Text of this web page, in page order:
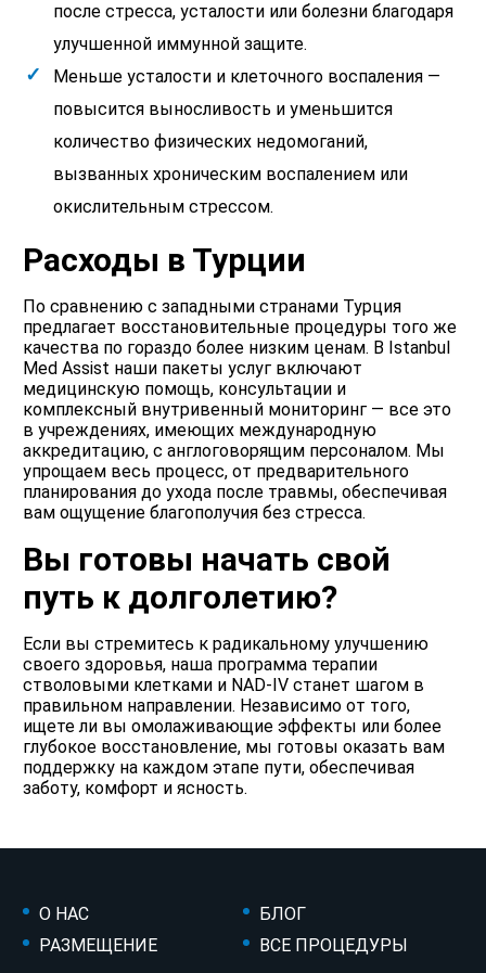
после стресса, усталости или болезни благодаря
улучшенной иммунной защите.
Меньше усталости и клеточного воспаления —
повысится выносливость и уменьшится
количество физических недомоганий,
вызванных хроническим воспалением или
окислительным стрессом.
Расходы в Турции
По сравнению с западными странами Турция
предлагает восстановительные процедуры того же
качества по гораздо более низким ценам. В Istanbul
Med Assist наши пакеты услуг включают
медицинскую помощь, консультации и
комплексный внутривенный мониторинг — все это
в учреждениях, имеющих международную
аккредитацию, с англоговорящим персоналом. Мы
упрощаем весь процесс, от предварительного
планирования до ухода после травмы, обеспечивая
вам ощущение благополучия без стресса.
Вы готовы начать свой
путь к долголетию?
Если вы стремитесь к радикальному улучшению
своего здоровья, наша программа терапии
стволовыми клетками и NAD-IV станет шагом в
правильном направлении. Независимо от того,
ищете ли вы омолаживающие эффекты или более
глубокое восстановление, мы готовы оказать вам
поддержку на каждом этапе пути, обеспечивая
заботу, комфорт и ясность.
О НАС
БЛОГ
РАЗМЕЩЕНИЕ
ВСЕ ПРОЦЕДУРЫ